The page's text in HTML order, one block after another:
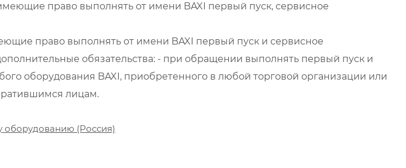
право выполнять от имени BAXI первый пуск, сервисное
право выполнять от имени BAXI первый пуск и сервисное
обязательства: - при обращении выполнять первый пуск и
оборудования BAXI, приобретенного в любой торговой организации или
лицам.
оборудованию (Россия)